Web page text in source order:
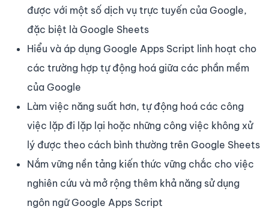
được với một số dịch vụ trực tuyến của Google,
đặc biệt là Google Sheets
Hiểu và áp dụng Google Apps Script linh hoạt cho
các trường hợp tự động hoá giữa các phần mềm
của Google
Làm việc năng suất hơn, tự động hoá các công
việc lặp đi lặp lại hoặc những công việc không xử
lý được theo cách bình thường trên Google Sheets
Nắm vững nền tảng kiến thức vững chắc cho việc
nghiên cứu và mở rộng thêm khả năng sử dụng
ngôn ngữ Google Apps Script